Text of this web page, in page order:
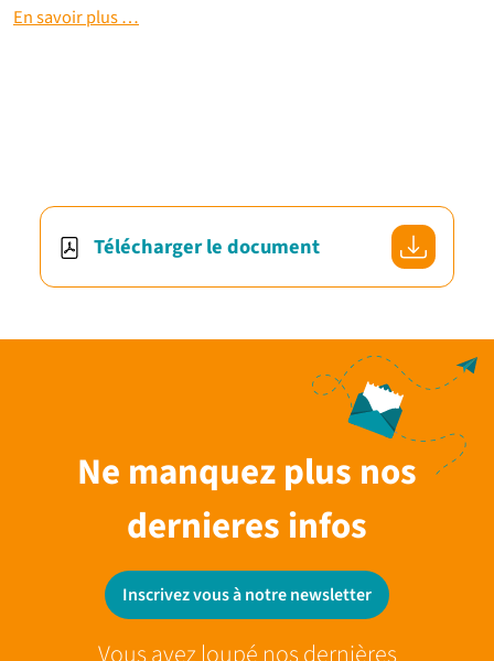
En savoir plus …
Télécharger le document
Ne manquez plus nos
dernieres infos
Inscrivez vous à notre newsletter